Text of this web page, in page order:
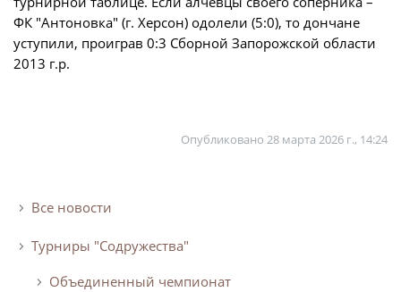
О турнире
Команды
Игроки
Дисквалификации
Регламентирующие документы
Опубликовано 28 марта 2026 г., 14:24
Все новости
Турниры "Содружества"
Объединенный чемпионат
ФК "Антоновка" (г. Херсон) одолели (5:0), то дончане
уступили, проиграв 0:3 Сборной Запорожской области
2013 г.р.